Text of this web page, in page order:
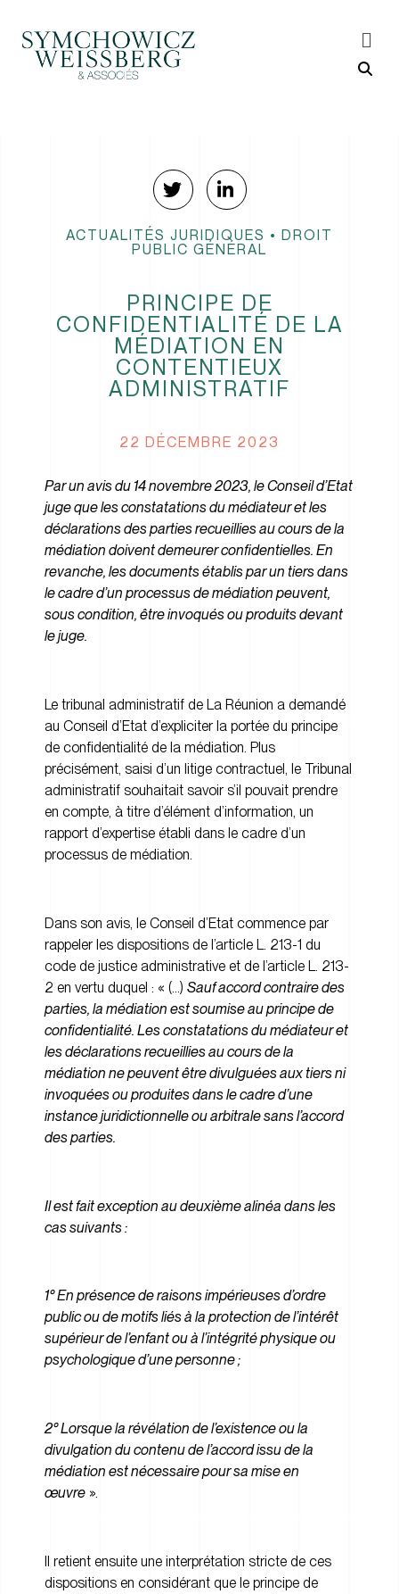
ACTUALITÉS JURIDIQUES • DROIT
PUBLIC GÉNÉRAL
PRINCIPE DE
CONFIDENTIALITÉ DE LA
MÉDIATION EN
CONTENTIEUX
ADMINISTRATIF
22 DÉCEMBRE 2023
Par un avis du 14 novembre 2023, le Conseil d’Etat
juge que les constatations du médiateur et les
déclarations des parties recueillies au cours de la
médiation doivent demeurer confidentielles. En
revanche, les documents établis par un tiers dans
le cadre d’un processus de médiation peuvent,
sous condition, être invoqués ou produits devant
le juge.
Le tribunal administratif de La Réunion a demandé
au Conseil d’Etat d’expliciter la portée du principe
de confidentialité de la médiation. Plus
précisément, saisi d’un litige contractuel, le Tribunal
administratif souhaitait savoir s’il pouvait prendre
en compte, à titre d’élément d’information, un
rapport d’expertise établi dans le cadre d’un
processus de médiation.
Dans son avis, le Conseil d’Etat commence par
rappeler les dispositions de l’article L. 213-1 du
code de justice administrative et de l’article L. 213-
2 en vertu duquel : « (…) Sauf accord contraire des
parties, la médiation est soumise au principe de
confidentialité. Les constatations du médiateur et
les déclarations recueillies au cours de la
médiation ne peuvent être divulguées aux tiers ni
invoquées ou produites dans le cadre d’une
instance juridictionnelle ou arbitrale sans l’accord
des parties.
Il est fait exception au deuxième alinéa dans les
cas suivants :
1° En présence de raisons impérieuses d’ordre
public ou de motifs liés à la protection de l’intérêt
supérieur de l’enfant ou à l’intégrité physique ou
psychologique d’une personne ;
2° Lorsque la révélation de l’existence ou la
divulgation du contenu de l’accord issu de la
médiation est nécessaire pour sa mise en
œuvre ».
Il retient ensuite une interprétation stricte de ces
dispositions en considérant que le principe de